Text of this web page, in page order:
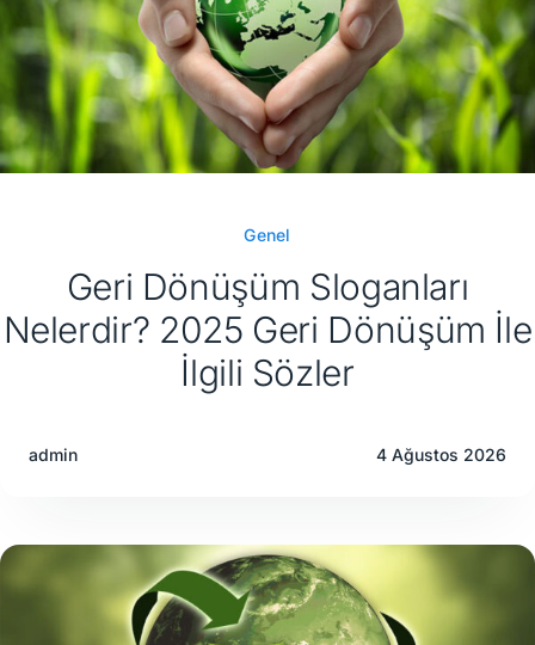
Genel
Geri Dönüşüm Sloganları
Nelerdir? 2025 Geri Dönüşüm İle
İlgili Sözler
admin 4 Ağustos 2026